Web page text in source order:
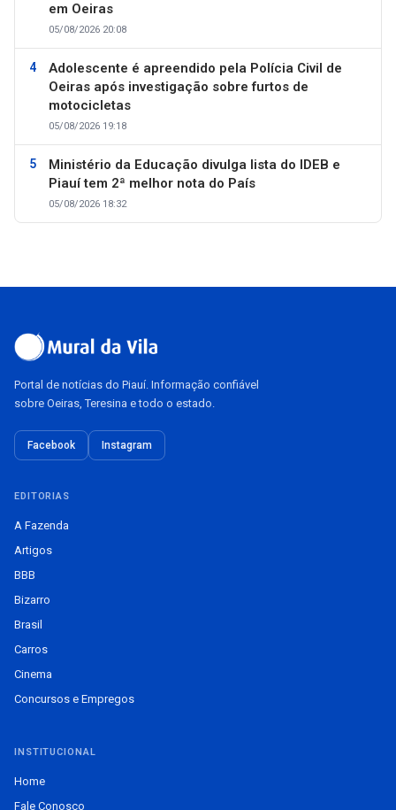
em Oeiras
05/08/2026 20:08
Adolescente é apreendido pela Polícia Civil de
Oeiras após investigação sobre furtos de
motocicletas
05/08/2026 19:18
Ministério da Educação divulga lista do IDEB e
Piauí tem 2ª melhor nota do País
05/08/2026 18:32
Portal de notícias do Piauí. Informação confiável
sobre Oeiras, Teresina e todo o estado.
Facebook Instagram
EDITORIAS
A Fazenda
Artigos
BBB
Bizarro
Brasil
Carros
Cinema
Concursos e Empregos
INSTITUCIONAL
Home
Fale Conosco